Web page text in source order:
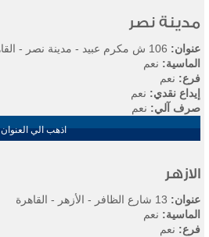
مدينة نصر
عنوان: 106 ش مكرم عبيد - مدينة نصر - القاهرة
الماسية: نعم
فرع: نعم
إيداع نقدي: نعم
صرف آلي: نعم
اذهب الي العنوان
الازهر
عنوان: 13 شارع الظافر - الأزهر - القاهرة
الماسية: نعم
فرع: نعم